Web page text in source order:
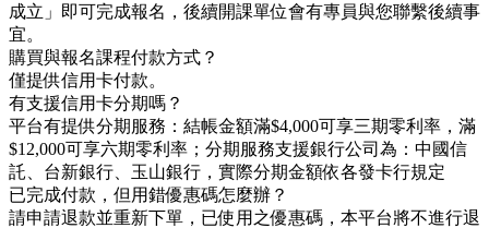
成立」即可完成報名，後續開課單位會有專員與您聯繫後續事
宜。
購買與報名課程付款方式？
僅提供信用卡付款。
有支援信用卡分期嗎？
平台有提供分期服務：結帳金額滿$4,000可享三期零利率，滿
$12,000可享六期零利率；分期服務支援銀行公司為：中國信
託、台新銀行、玉山銀行，實際分期金額依各發卡行規定
已完成付款，但用錯優惠碼怎麼辦？
請申請退款並重新下單，已使用之優惠碼，本平台將不進行退